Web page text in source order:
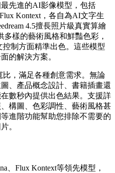
先進的AI影像模型，包括
Flux Kontext，各自為AI文字生
4.5擅長照片級真實算繪
多樣的藝術風格和鮮豔色彩，
控制方面精準出色。這些模型
的解決方案。
，滿足各種創意需求。無論
、產品概念設計、書籍插畫還
數秒內提供出色結果。支援詳
構圖、色彩調性、藝術風格甚
進階功能幫助您排除不需要的
。
、Flux Kontext等領先模型，